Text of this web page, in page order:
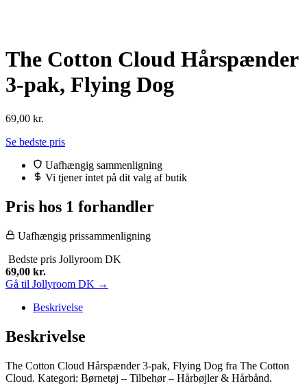
The Cotton Cloud Hårspænder
3-pak, Flying Dog
69,00 kr.
Se bedste pris
Uafhængig sammenligning
Vi tjener intet på dit valg af butik
Pris hos 1 forhandler
Uafhængig prissammenligning
Bedste pris Jollyroom DK
69,00 kr.
Gå til Jollyroom DK →
Beskrivelse
Beskrivelse
The Cotton Cloud Hårspænder 3-pak, Flying Dog fra The Cotton
Cloud. Kategori: Børnetøj – Tilbehør – Hårbøjler & Hårbånd.